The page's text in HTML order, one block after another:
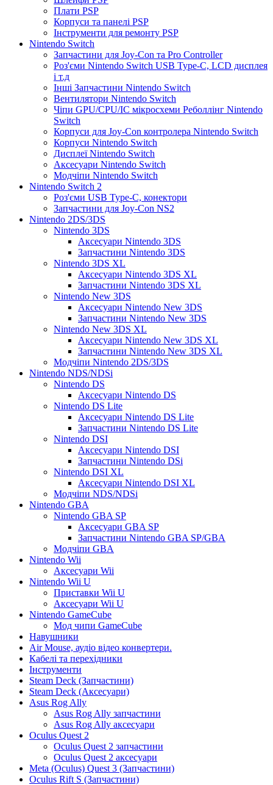
Плати PSP
Корпуси та панелі PSP
Інструменти для ремонту PSP
Nintendo Switch
Запчастини для Joy-Con та Pro Controller
Роз'єми Nintendo Switch USB Type-C, LCD дисплея
і т.д
Інші Запчастини Nintendo Switch
Вентилятори Nintendo Switch
Чіпи GPU/CPU/IC мікросхеми Реболлінг Nintendo
Switch
Корпуси для Joy-Con контролера Nintendo Switch
Корпуси Nintendo Switch
Дисплеї Nintendo Switch
Аксесуари Nintendo Switch
Модчіпи Nintendo Switch
Nintendo Switch 2
Роз'єми USB Type-C, конектори
Запчастини для Joy-Con NS2
Nintendo 2DS/3DS
Nintendo 3DS
Аксесуари Nintendo 3DS
Запчастини Nintendo 3DS
Nintendo 3DS XL
Аксесуари Nintendo 3DS XL
Запчастини Nintendo 3DS XL
Nintendo New 3DS
Аксесуари Nintendo New 3DS
Запчастини Nintendo New 3DS
Nintendo New 3DS XL
Аксесуари Nintendo New 3DS XL
Запчастини Nintendo New 3DS XL
Модчіпи Nintendo 2DS/3DS
Nintendo NDS/NDSi
Nintendo DS
Аксесуари Nintendo DS
Nintendo DS Lite
Аксесуари Nintendo DS Lite
Запчастини Nintendo DS Lite
Nintendo DSI
Аксесуари Nintendo DSI
Запчастини Nintendo DSi
Nintendo DSI XL
Аксесуари Nintendo DSI XL
Модчіпи NDS/NDSi
Nintendo GBA
Nintendo GBA SP
Аксесуари GBA SP
Запчастини Nintendo GBA SP/GBA
Модчіпи GBA
Nintendo Wii
Аксесуари Wii
Nintendo Wii U
Приставки Wii U
Аксесуари Wii U
Nintendo GameCube
Мод чипи GameCube
Навушники
Air Mouse, аудіо відео конвертери.
Кабелі та перехідники
Інструменти
Steam Deck (Запчастини)
Steam Deck (Аксесуари)
Asus Rog Ally
Asus Rog Ally запчастини
Asus Rog Ally аксесуари
Oculus Quest 2
Oculus Quest 2 запчастини
Oculus Quest 2 аксесуари
Meta (Oculus) Quest 3 (Запчастини)
Oculus Rift S (Запчастини)